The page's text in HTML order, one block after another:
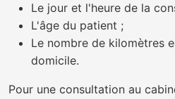
Le jour et l'heure de la
L'âge du patient ;
Le nombre de kilomètres
domicile.
Pour une consultation au